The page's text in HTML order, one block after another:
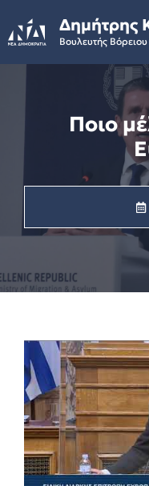
to
content
Δημήτρης
Βουλευτής
Ποιο